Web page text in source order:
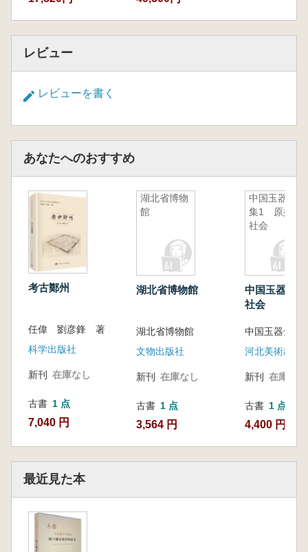
レビュー
レビューを書く
あなたへのおすすめ
考古鄭州
任偉 劉彦鋒 著
科学出版社
新刊 在庫なし
古書 1 点
7,040 円
湖北省博物
館
湖北省博物館
湖北省博物館
文物出版社
新刊 在庫なし
古書 1 点
3,564 円
中国玉器全
集1 原始
社会
中国玉器全
社会
河北美術出版
新刊 在庫なし
古書 1 点
4,400 円
最近見た本